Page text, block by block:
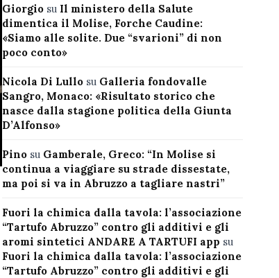
Giorgiosu Il ministero della Salute
dimentica il Molise, Forche Caudine:
«Siamo alle solite. Due “svarioni” di non
poco conto»
Nicola Di Lullosu Galleria fondovalle
Sangro, Monaco: «Risultato storico che
nasce dalla stagione politica della Giunta
D’Alfonso»
Pinosu Gamberale, Greco: “In Molise si
continua a viaggiare su strade dissestate,
ma poi si va in Abruzzo a tagliare nastri”
Fuori la chimica dalla tavola: l’associazione
“Tartufo Abruzzo” contro gli additivi e gli
aromi sintetici ANDARE A TARTUFI app su
Fuori la chimica dalla tavola: l’associazione
“Tartufo Abruzzo” contro gli additivi e gli